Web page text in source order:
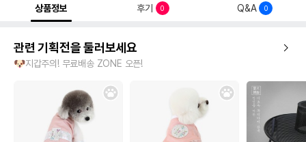
상품정보 후기 0 Q&A 0
관련 기획전을 둘러보세요
🐶지갑주의! 무료배송 ZONE 오픈!